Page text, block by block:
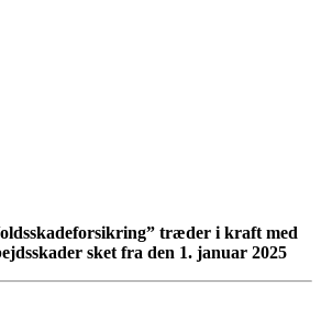
træder i kraft med
sket fra den 1. januar 2025